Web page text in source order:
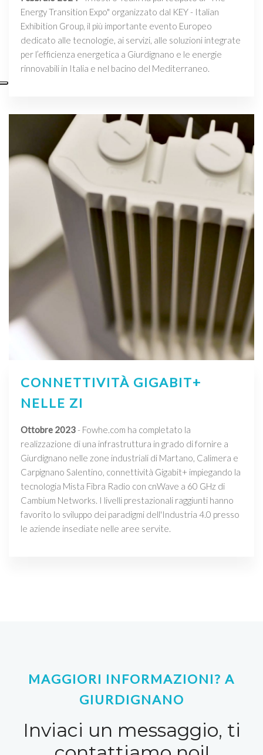
Energy Transition Expo" organizzato dal KEY - Italian
Exhibition Group, il più importante evento Europeo
dedicato alle tecnologie, ai servizi, alle soluzioni integrate
per l’efficienza energetica a Giurdignano e le energie
rinnovabili in Italia e nel bacino del Mediterraneo.
CONNETTIVITÀ GIGABIT+
NELLE ZI
Ottobre 2023- Fowhe.com ha completato la
realizzazione di una infrastruttura in grado di fornire a
Giurdignano nelle zone industriali di Martano, Calimera e
Carpignano Salentino, connettività Gigabit+ impiegando la
tecnologia Mista Fibra Radio con cnWave a 60 GHz di
Cambium Networks. I livelli prestazionali raggiunti hanno
favorito lo sviluppo dei paradigmi dell'Industria 4.0 presso
le aziende insediate nelle aree servite.
MAGGIORI INFORMAZIONI? A
GIURDIGNANO
Inviaci un messaggio, ti